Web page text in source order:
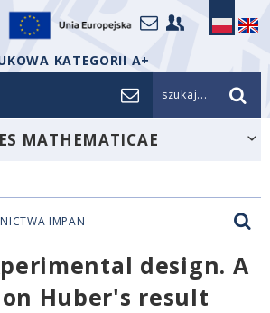
KATEGORII A+
szukaj...
MATHEMATICAE
IMPAN
design. A
Huber's result